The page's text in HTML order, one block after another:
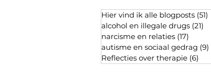
Hier vind ik alle blogposts (51)
alcohol en illegale drugs (21)
narcisme en relaties (17)
autisme en sociaal gedrag (9)
Reflecties over therapie (6)